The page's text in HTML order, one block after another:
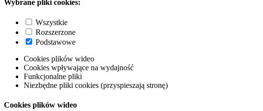
Wybrane pliki cookies:
Wszystkie
Rozszerzone
Podstawowe
Cookies plików wideo
Cookies wpływające na wydajność
Funkcjonalne pliki
Niezbędne pliki cookies (przyspieszają stronę)
Cookies plików wideo